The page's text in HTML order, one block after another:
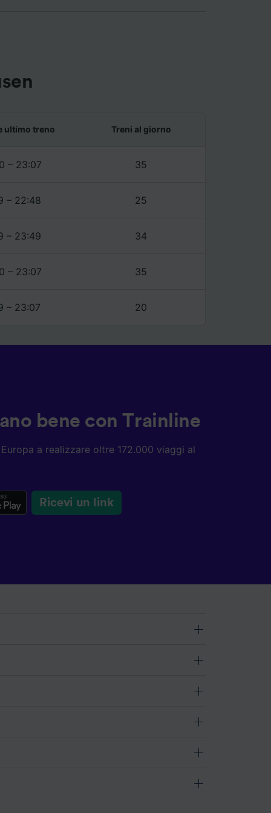
ultimo treno Treni al giorno
– 23:07 35
– 22:48 25
– 23:49 34
– 23:07 35
– 23:07 20
bene con Trainline
a realizzare oltre 172.000 viaggi al
Ricevi un link